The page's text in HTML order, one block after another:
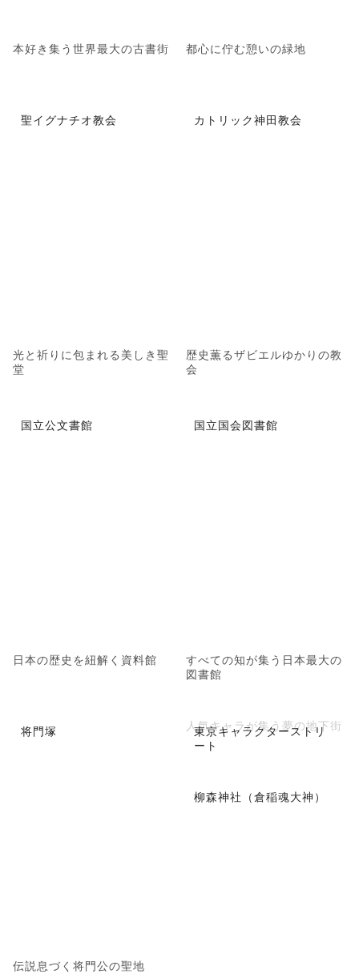
本好き集う世界最大の古書街 都心に佇む憩いの緑地
聖イグナチオ教会
光と祈りに包まれる美しき聖
堂
カトリック神田教会
歴史薫るザビエルゆかりの教
会
国立公文書館
日本の歴史を紐解く資料館
国立国会図書館
すべての知が集う日本最大の
図書館
将門塚
伝説息づく将門公の聖地
東京キャラクターストリ
ート
人気キャラが集う夢の地下街
柳森神社（倉稲魂大神）